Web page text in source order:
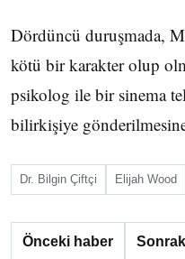
Dördüncü duruşmada,
kötü bir karakter olup
psikolog ile bir sinema
bilirkişiye
Dr. Bilgin Çiftçi Elijah Wood
Önceki haber